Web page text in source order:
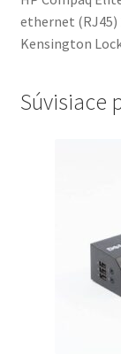
ethernet (RJ45)
Kensington
Súvisiace